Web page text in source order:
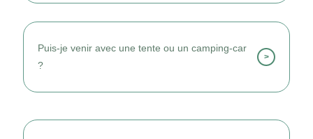
Oui, les logements accueillent
Puis-je venir avec une tente ou un camping-car
?
>